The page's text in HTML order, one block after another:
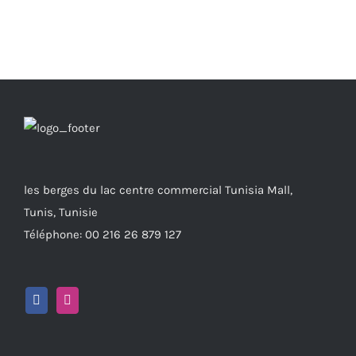
les berges du lac centre commercial Tunisia Mall,
Tunis, Tunisie
Téléphone: 00 216 26 879 127